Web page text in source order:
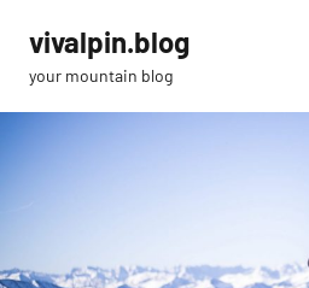
Inhalt
springen
vivalpin.blog
your mountain blog